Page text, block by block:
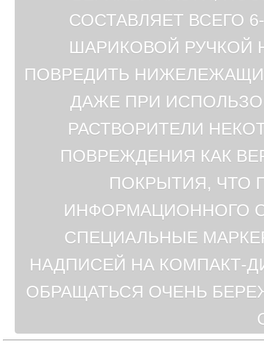
СОСТАВЛЯЕТ ВСЕГО
ШАРИКОВОЙ РУЧКОЙ
ПОВРЕДИТЬ
ДАЖЕ ПРИ
РАСТВОРИТЕЛИ
ПОВРЕЖДЕНИЯ КАК
ПОКРЫТИЯ, ЧТО
ИНФОРМАЦИОННОГО
СПЕЦИАЛЬНЫЕ
НАДПИСЕЙ НА КОМПАКТ-
ОБРАЩАТЬСЯ ОЧЕНЬ